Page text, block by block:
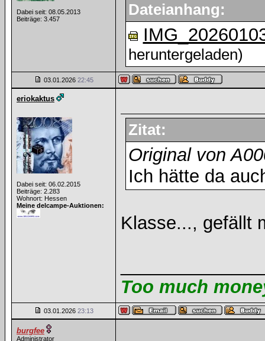
Dabei seit: 08.05.2013
Beiträge: 3.457
Dateianhang:
heruntergeladen)
03.01.2026 22:45
eriokaktus
Dabei seit: 06.02.2015
Beiträge: 2.283
Wohnort: Hessen
Meine delcampe-Auktionen:
Zitat:
Original von
Ich hätte da
Klasse..., gefällt
Too much
03.01.2026 23:13
burgfee
Administrator